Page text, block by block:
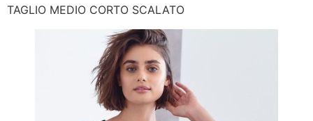
TAGLIO MEDIO CORTO SCALATO